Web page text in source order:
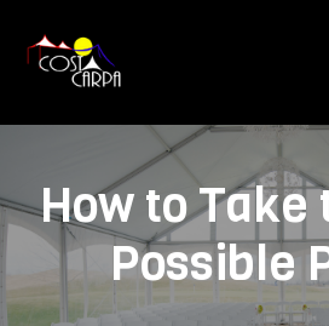
How to Take
Possible